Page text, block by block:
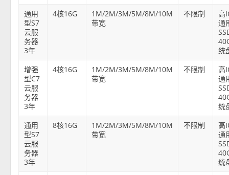
通用
型S7
云服
务器
3年
4核16G
1M/2M/3M/5M/8M/10M
带宽
不限制
高
通
统
增强
型C7
云服
务器
3年
4核16G
1M/2M/3M/5M/8M/10M
带宽
不限制
高
通
统
通用
型S7
云服
务器
3年
8核16G
1M/2M/3M/5M/8M/10M
带宽
不限制
高
通
统